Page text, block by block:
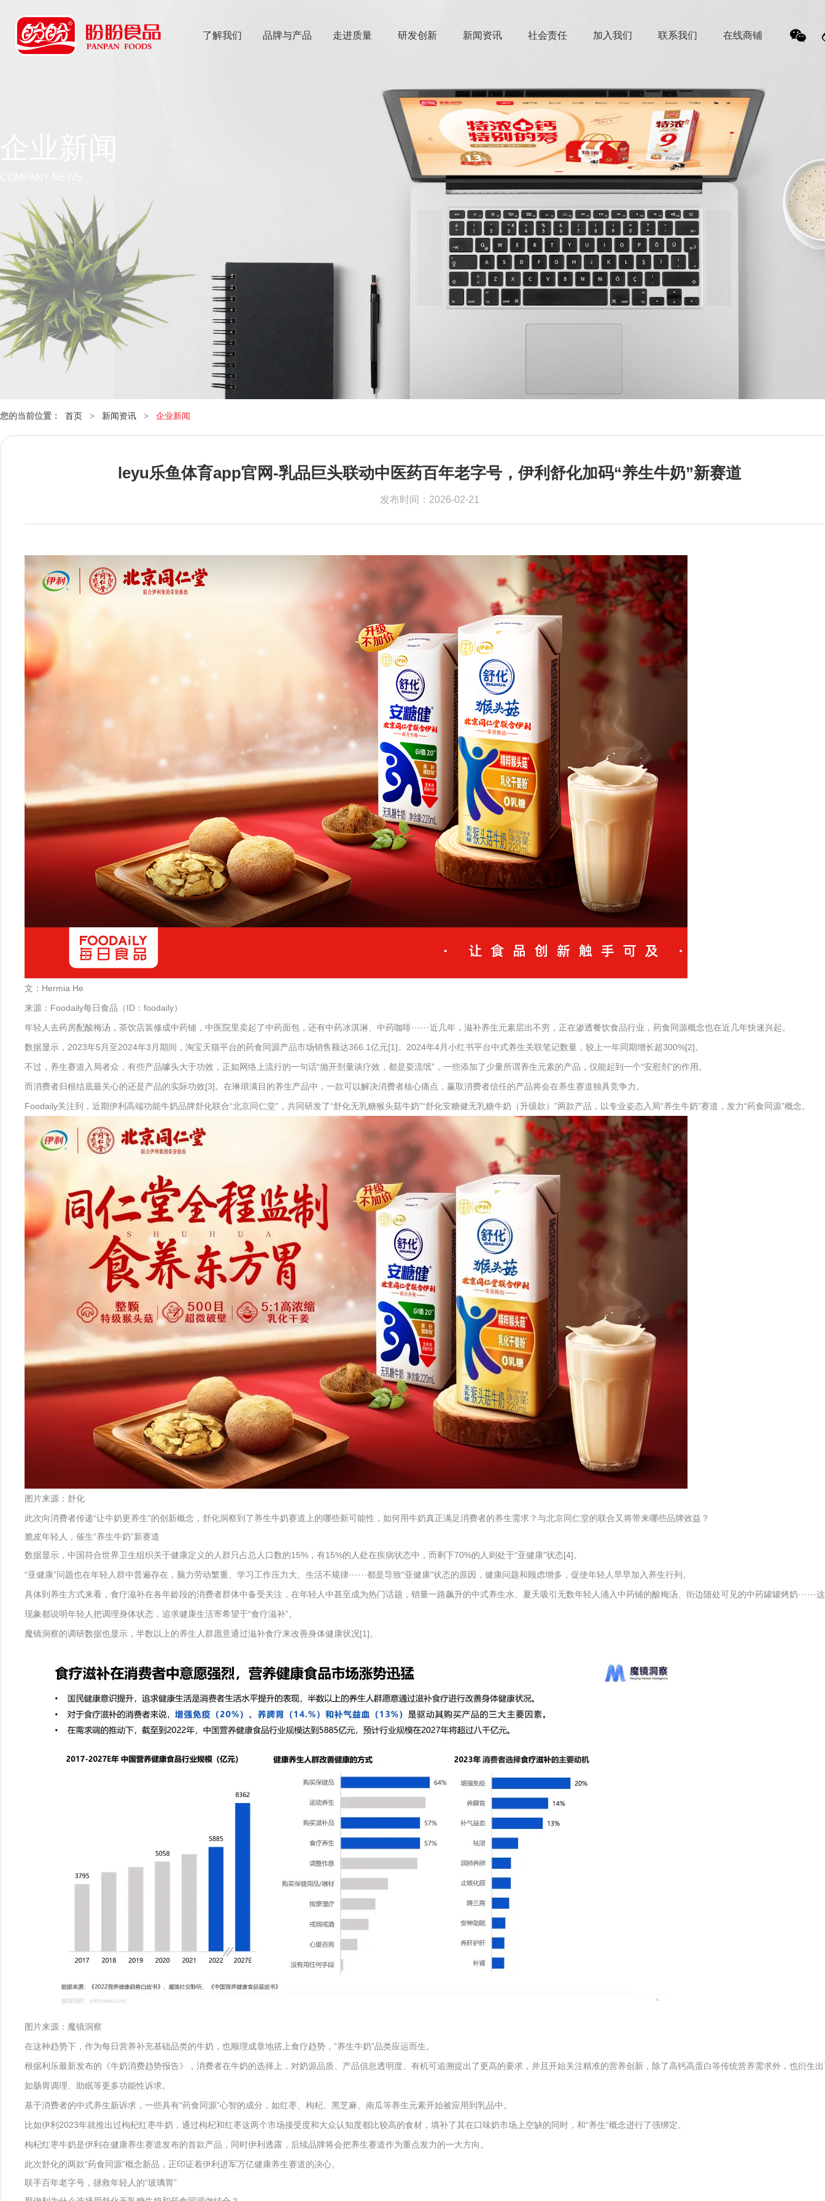
了解我们 品牌与产品 走进质量 研发创新 新闻资讯 社会责任 加入我们 联系我们 在线商铺
您的当前位置： 首页 > 新闻资讯 > 企业新闻
leyu乐鱼体育app官网-乳品巨头联动中医药百年老字号，伊利舒化加码“养生牛奶”新赛道
发布时间：2026-02-21
文：Hermia He
来源：Foodaily每日食品（ID：foodaily）
年轻人去药房配酸梅汤，茶饮店装修成中药铺，中医院里卖起了中药面包，还有中药冰淇淋、中药咖啡······近几年，滋补养生元素层出不穷，正在渗透餐饮食品行业，药食同源概念也在近几年快速兴起。
数据显示，2023年5月至2024年3月期间，淘宝天猫平台的药食同源产品市场销售额达366.1亿元[1]。2024年4月小红书平台中式养生关联笔记数量，较上一年同期增长超300%[2]。
不过，养生赛道入局者众，有些产品噱头大于功效，正如网络上流行的一句话“抛开剂量谈疗效，都是耍流氓”，一些添加了少量所谓养生元素的产品，仅能起到一个“安慰剂”的作用。
而消费者归根结底最关心的还是产品的实际功效[3]。在琳琅满目的养生产品中，一款可以解决消费者核心痛点，赢取消费者信任的产品将会在养生赛道独具竞争力。
Foodaily关注到，近期伊利高端功能牛奶品牌舒化联合“北京同仁堂”，共同研发了“舒化无乳糖猴头菇牛奶”“舒化安糖健无乳糖牛奶（升级款）”两款产品，以专业姿态入局“养生牛奶”赛道，发力“药食同源”概念。
图片来源：舒化
此次向消费者传递“让牛奶更养生”的创新概念，舒化洞察到了养生牛奶赛道上的哪些新可能性，如何用牛奶真正满足消费者的养生需求？与北京同仁堂的联合又将带来哪些品牌效益？
脆皮年轻人，催生“养生牛奶”新赛道
数据显示，中国符合世界卫生组织关于健康定义的人群只占总人口数的15%，有15%的人处在疾病状态中，而剩下70%的人则处于“亚健康”状态[4]。
“亚健康”问题也在年轻人群中普遍存在，脑力劳动繁重、学习工作压力大、生活不规律······都是导致“亚健康”状态的原因，健康问题和顾虑增多，促使年轻人早早加入养生行列。
具体到养生方式来看，食疗滋补在各年龄段的消费者群体中备受关注，在年轻人中甚至成为热门话题，销量一路飙升的中式养生水、夏天吸引无数年轻人涌入中药铺的酸梅汤、街边随处可见的中药罐罐烤奶······
现象都说明年轻人把调理身体状态，追求健康生活寄希望于“食疗滋补”。
魔镜洞察的调研数据也显示，半数以上的养生人群愿意通过滋补食疗来改善身体健康状况[1]。
图片来源：魔镜洞察
在这种趋势下，作为每日营养补充基础品类的牛奶，也顺理成章地搭上食疗趋势，“养生牛奶”品类应运而生。
根据利乐最新发布的《牛奶消费趋势报告》，消费者在牛奶的选择上，对奶源品质、产品信息透明度、有机可追溯提出了更高的要求，并且开始关注精准的营养创新，除了高钙高蛋白等传统营养需求外，也衍生
如肠胃调理、助眠等更多功能性诉求。
基于消费者的中式养生新诉求，一些具有“药食同源”心智的成分，如红枣、枸杞、黑芝麻、南瓜等养生元素开始被应用到乳品中。
比如伊利2023年就推出过枸杞红枣牛奶，通过枸杞和红枣这两个市场接受度和大众认知度都比较高的食材，填补了其在口味奶市场上空缺的同时，和“养生”概念进行了强绑定。
枸杞红枣牛奶是伊利在健康养生赛道发布的首款产品，同时伊利透露，后续品牌将会把养生赛道作为重点发力的一大方向。
此次舒化的两款“药食同源”概念新品，正印证着伊利进军万亿健康养生赛道的决心。
联手百年老字号，拯救年轻人的“玻璃胃”